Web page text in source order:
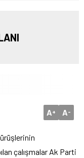
A+ A-
çalışmalar Ak Parti